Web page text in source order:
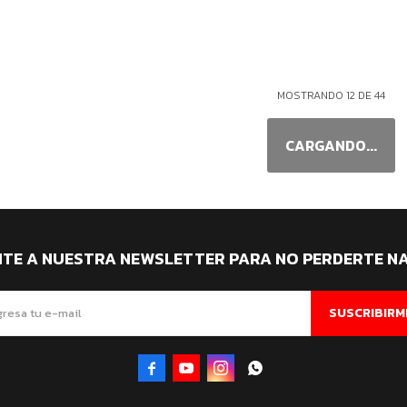
MOSTRANDO12 DE44
A NUESTRA NEWSLETTER PARA NO PERDERTE
   